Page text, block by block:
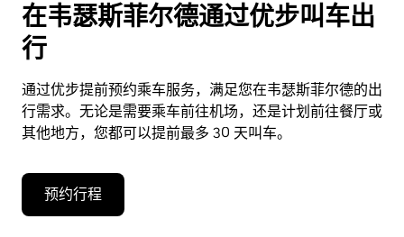
在韦瑟斯菲尔德通过优步叫车出
行
通过优步提前预约乘车服务，满足您在韦瑟斯菲尔德的出
行需求。无论是需要乘车前往机场，还是计划前往餐厅或
其他地方，您都可以提前最多 30 天叫车。
预约行程